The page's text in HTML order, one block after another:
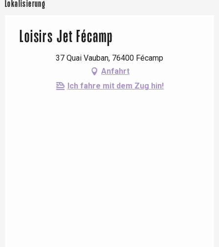
Lokalisierung
Loisirs Jet Fécamp
37 Quai Vauban, 76400 Fécamp
Anfahrt
Ich fahre mit dem Zug hin!